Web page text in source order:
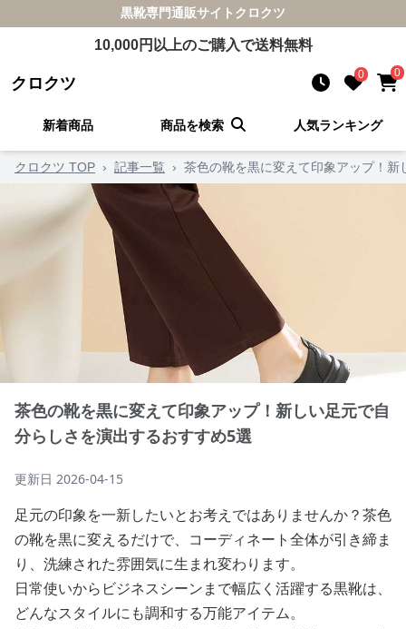
黒靴専門通販サイト クロクツ
10,000円以上のご購入で送料無料
クロクツ 0 0
新着商品 商品を検索 人気ランキング
クロクツ TOP › 記事一覧 › 茶色の靴を黒に変えて印象アップ！
茶色の靴を黒に変えて印象アップ！新しい足元で自
分らしさを演出するおすすめ5選
更新日 2026-04-15
足元の印象を一新したいとお考えではありませんか？茶色
の靴を黒に変えるだけで、コーディネート全体が引き締ま
り、洗練された雰囲気に生まれ変わります。
日常使いからビジネスシーンまで幅広く活躍する黒靴は、
どんなスタイルにも調和する万能アイテム。